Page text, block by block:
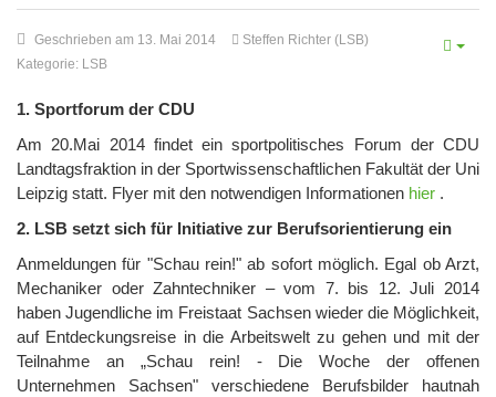
Geschrieben am 13. Mai 2014
Steffen Richter (LSB)
Kategorie: LSB
1. Sportforum der CDU
Am 20.Mai 2014 findet ein sportpolitisches Forum der CDU
Landtagsfraktion in der Sportwissenschaftlichen Fakultät der Uni
Leipzig statt. Flyer mit den notwendigen Informationen hier .
2. LSB setzt sich für Initiative zur Berufsorientierung ein
Anmeldungen für "Schau rein!" ab sofort möglich. Egal ob Arzt,
Mechaniker oder Zahntechniker – vom 7. bis 12. Juli 2014
haben Jugendliche im Freistaat Sachsen wieder die Möglichkeit,
auf Entdeckungsreise in die Arbeitswelt zu gehen und mit der
Teilnahme an „Schau rein! - Die Woche der offenen
Unternehmen Sachsen" verschiedene Berufsbilder hautnah